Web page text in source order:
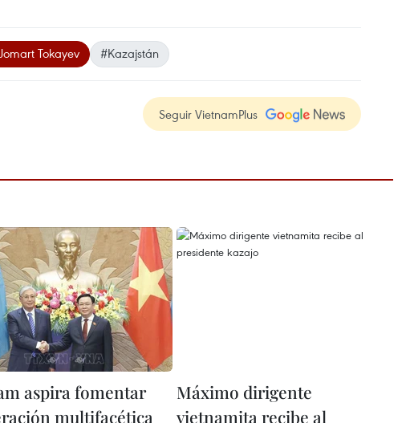
Tokayev #Kazajstán
Seguir VietnamPlus
aspira fomentar
multifacética
Máximo dirigente
vietnamita recibe al